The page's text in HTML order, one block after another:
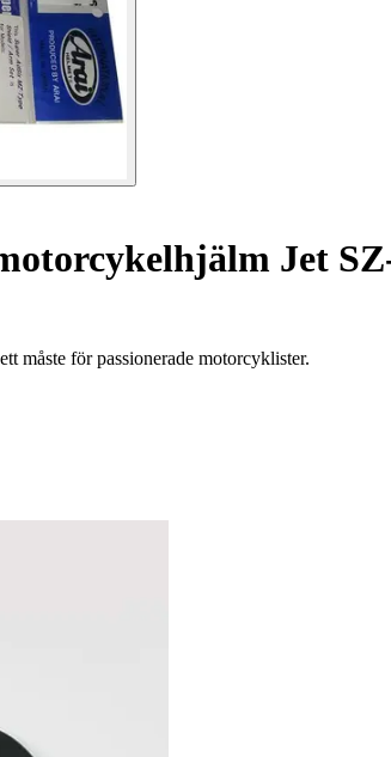
Jet
måste för passionerade motorcyklister.